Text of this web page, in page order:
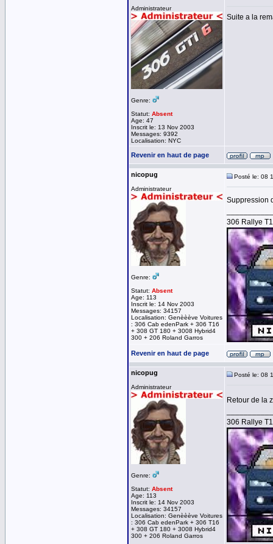
Administrateur
Genre:
Statut: Absent
Age: 47
Inscrit le: 13 Nov 2003
Messages: 9392
Localisation: NYC
Suite a la
Revenir en haut de page
nicopug
Administrateur
Genre:
Statut: Absent
Age: 113
Inscrit le: 14 Nov 2003
Messages: 34157
Localisation: Genèèève Voitures
: 306 Cab edenPark + 306 T16
+ 308 GT 180 + 3008 Hybrid4
300 + 206 Roland Garros
Posté le: 08
Suppression
306 Rallye
Revenir en haut de page
nicopug
Administrateur
Genre:
Statut: Absent
Age: 113
Inscrit le: 14 Nov 2003
Messages: 34157
Localisation: Genèèève Voitures
: 306 Cab edenPark + 306 T16
+ 308 GT 180 + 3008 Hybrid4
300 + 206 Roland Garros
Posté le: 08
Retour de la
306 Rallye